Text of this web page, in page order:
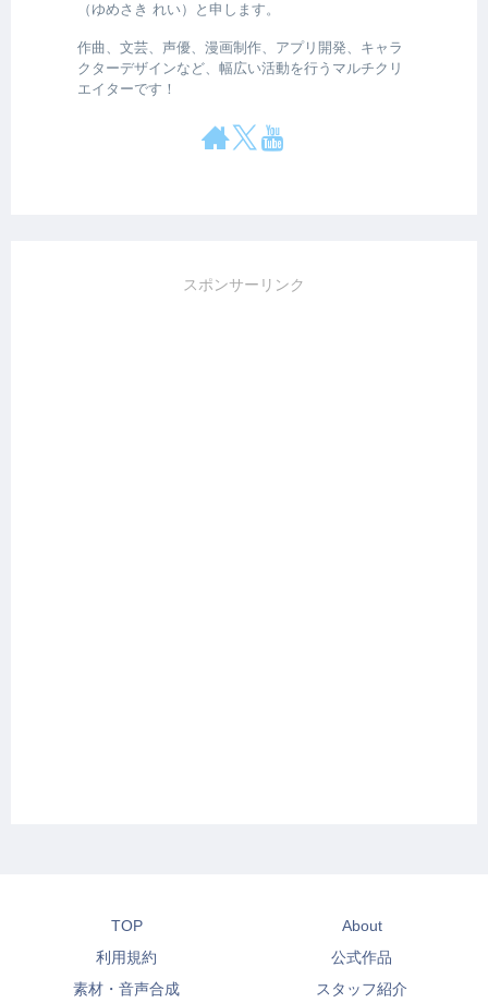
（ゆめさき れい）と申します。
作曲、文芸、声優、漫画制作、アプリ開発、キャラ
クターデザインなど、幅広い活動を行うマルチクリ
エイターです！
スポンサーリンク
TOP
About
利用規約
公式作品
素材・音声合成
スタッフ紹介